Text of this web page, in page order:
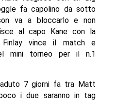
fa capolino da sotto
va a bloccarlo e non
al capo Kane con la
Finlay vince il match e
mini torneo per il n.1
7 giorni fa tra Matt
i due saranno in tag